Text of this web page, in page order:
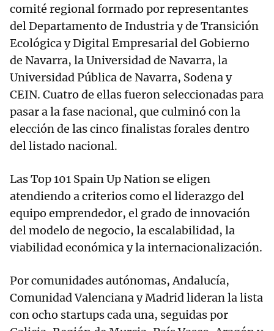
comité regional formado por representantes
del Departamento de Industria y de Transición
Ecológica y Digital Empresarial del Gobierno
de Navarra, la Universidad de Navarra, la
Universidad Pública de Navarra, Sodena y
CEIN. Cuatro de ellas fueron seleccionadas para
pasar a la fase nacional, que culminó con la
elección de las cinco finalistas forales dentro
del listado nacional.
Las Top 101 Spain Up Nation se eligen
atendiendo a criterios como el liderazgo del
equipo emprendedor, el grado de innovación
del modelo de negocio, la escalabilidad, la
viabilidad económica y la internacionalización.
Por comunidades autónomas, Andalucía,
Comunidad Valenciana y Madrid lideran la lista
con ocho startups cada una, seguidas por